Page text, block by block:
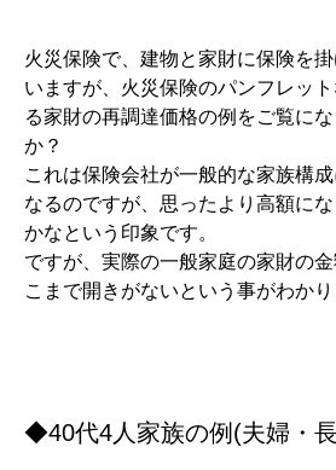
火災保険で、建物と家財に保険を
いますが、火災保険のパンフレッ
る家財の再調達価格の例をご覧に
か？
これは保険会社が一般的な家族構
なるのですが、思ったより高額に
かなという印象です。
ですが、実際の一般家庭の家財の
こまで開きがないという事がわかり
◆40代4人家族の例(夫婦・